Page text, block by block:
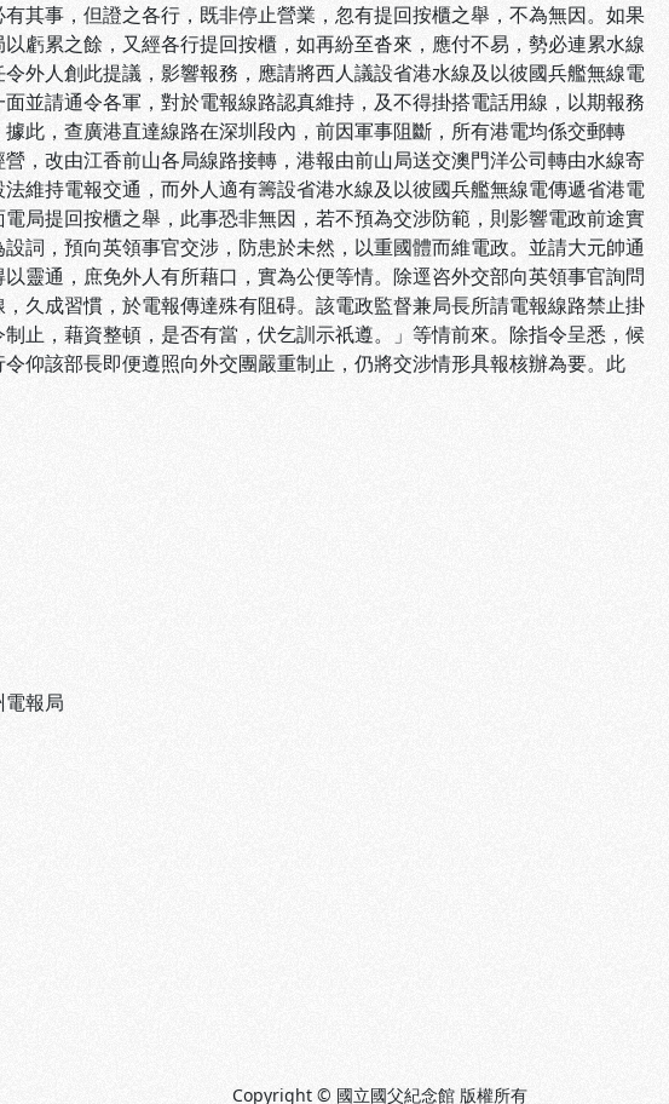
其事，但證之各行，既非停止營業，忽有提回按櫃之舉，不為無因。如果
虧累之餘，又經各行提回按櫃，如再紛至沓來，應付不易，勢必連累水線
外人創此提議，影響報務，應請將西人議設省港水線及以彼國兵艦無線電
並請通令各軍，對於電報線路認真維持，及不得掛搭電話用線，以期報務
此，查廣港直達線路在深圳段內，前因軍事阻斷，所有港電均係交郵轉
，改由江香前山各局線路接轉，港報由前山局送交澳門洋公司轉由水線寄
維持電報交通，而外人適有籌設省港水線及以彼國兵艦無線電傳遞省港電
局提回按櫃之舉，此事恐非無因，若不預為交涉防範，則影響電政前途實
詞，預向英領事官交涉，防患於未然，以重國體而維電政。並請大元帥通
靈通，庶免外人有所藉口，實為公便等情。除逕咨外交部向英領事官詢問
久成習慣，於電報傳達殊有阻碍。該電政監督兼局長所請電報線路禁止掛
止，藉資整頓，是否有當，伏乞訓示祇遵。」等情前來。除指令呈悉，候
仰該部長即便遵照向外交團嚴重制止，仍將交涉情形具報核辦為要。此
電報局
Copyright © 國立國父紀念館 版權所有